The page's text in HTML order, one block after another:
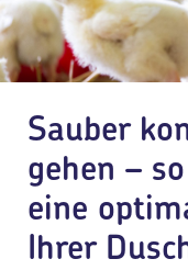
Sauber
gehen –
eine
Ihrer